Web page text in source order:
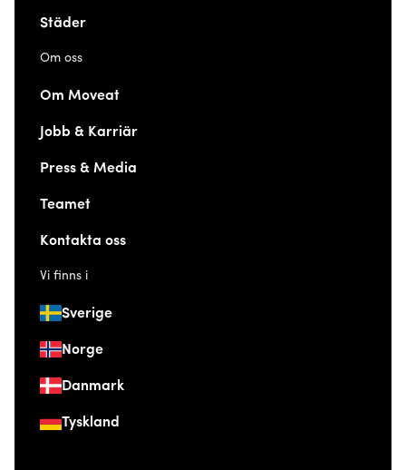
Städer
Om oss
Om Moveat
Jobb & Karriär
Press & Media
Teamet
Kontakta oss
Vi finns i
Sverige
Norge
Danmark
Tyskland